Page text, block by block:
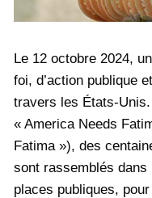
Le 12 octobre 2024,
foi, d’action publique
travers les États-
« America Needs
Fatima »), des
sont rassemblés
places publiques,